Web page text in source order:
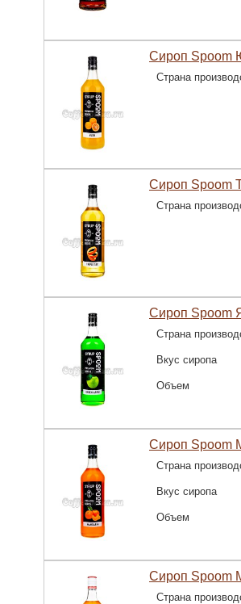
Сироп Spoom
Страна
Сироп Spoom
Страна
Сироп Spoom
Страна
Вкус сиропа
Объем
Сироп Spoom
Страна
Вкус сиропа
Объем
Сироп Spoom
Страна